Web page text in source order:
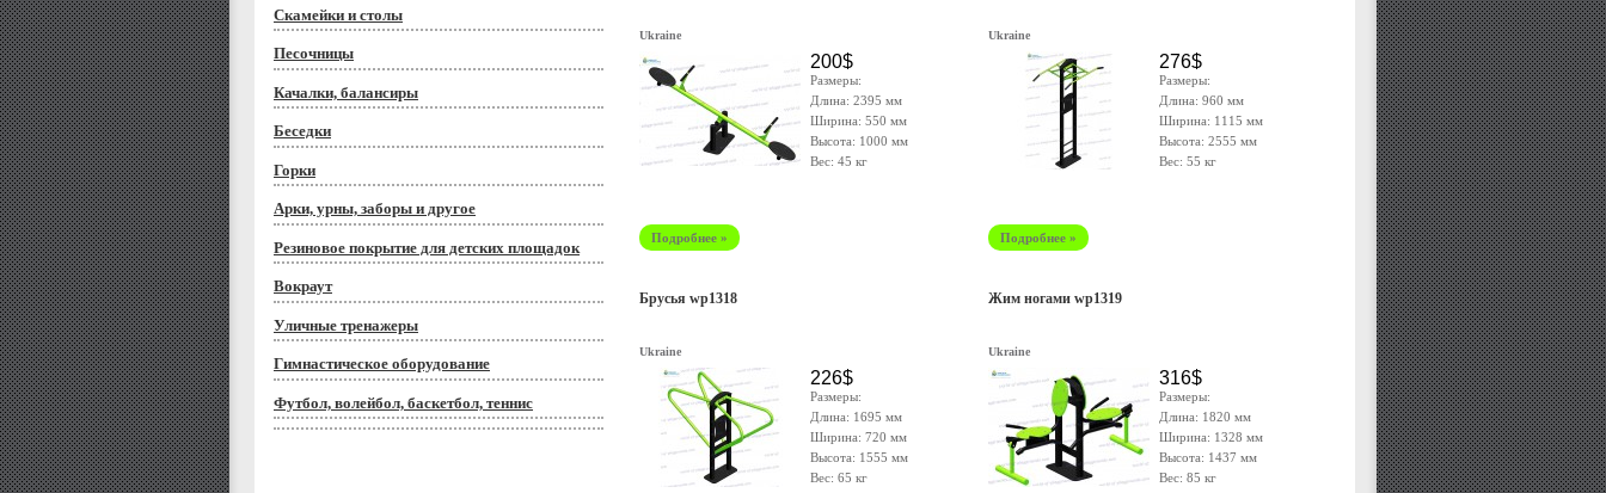
Скамейки и столы
Песочницы
Качалки, балансиры
Беседки
Горки
Арки, урны, заборы и другое
Резиновое покрытие для детских площадок
Вокраут
Уличные тренажеры
Гимнастическое оборудование
Футбол, волейбол, баскетбол, теннис
Ukraine
200$
Размеры:
Длина: 2395 мм
Ширина: 550 мм
Высота: 1000 мм
Вес: 45 кг
Подробнее »
Ukraine
276$
Размеры:
Длина: 960 мм
Ширина: 1115 мм
Высота: 2555 мм
Вес: 55 кг
Подробнее »
Брусья wp1318
Ukraine
226$
Размеры:
Длина: 1695 мм
Ширина: 720 мм
Высота: 1555 мм
Вес: 65 кг
Жим ногами wp1319
Ukraine
316$
Размеры:
Длина: 1820 мм
Ширина: 1328 мм
Высота: 1437 мм
Вес: 85 кг